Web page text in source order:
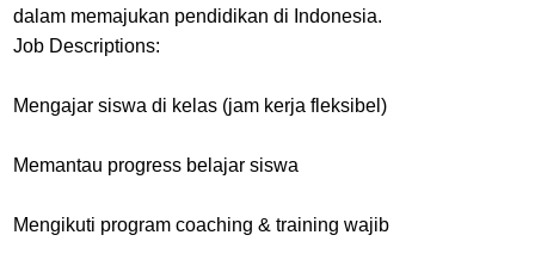
dalam memajukan pendidikan di Indonesia.
Job Descriptions:
Mengajar siswa di kelas (jam kerja fleksibel)
Memantau progress belajar siswa
Mengikuti program coaching & training wajib